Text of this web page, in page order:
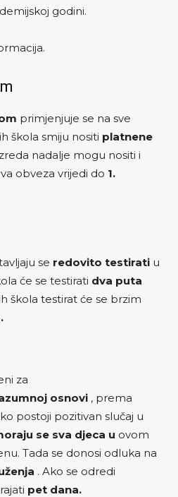
godini.
primjenjuje se na sve
škola smiju nositi platnene
nadalje mogu nositi i
obveza vrijedi do 1.
se redovito testirati u
će se testirati dva puta
škola testirat će se brzim
za
osnovi , prema
postoji pozitivan slučaj u
se sva djeca u ovom
Tada se donosi odluka na
. Ako se odredi
pet dana.